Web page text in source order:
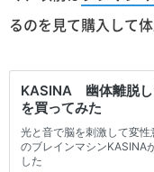
るのを見て購入して